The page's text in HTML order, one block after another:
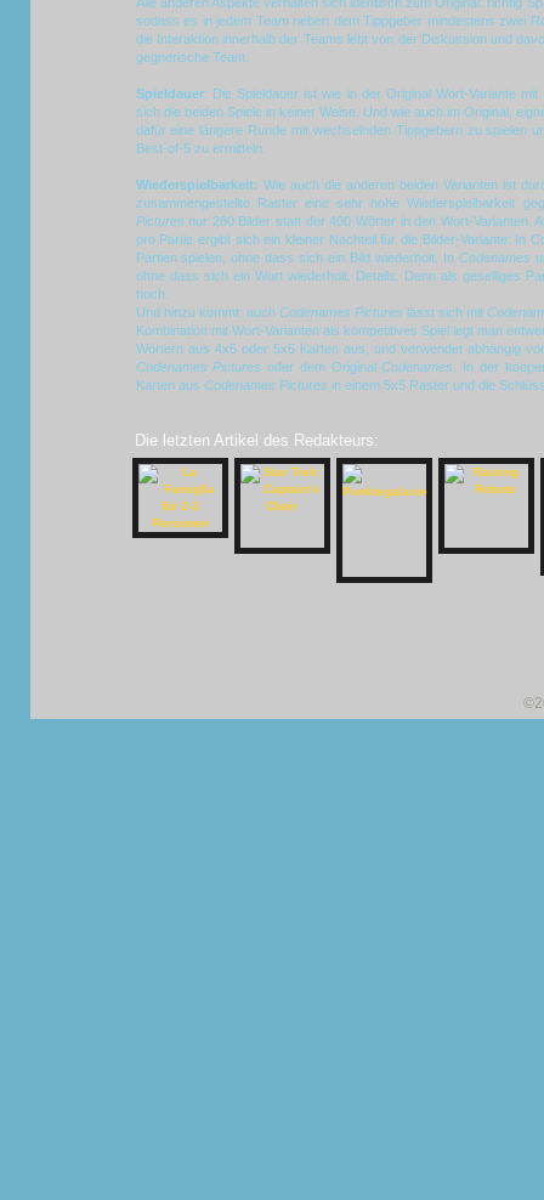
sodass es in jedem Team neben dem Tippgeber mindestens zwei
die Interaktion innerhalb der Teams lebt von der Diskussion und
gegnerische Team.
Spieldauer: Die Spieldauer ist wie in der Original Wort-Variante
sich die beiden Spiele in keiner Weise. Und wie auch im Original,
dafür eine längere Runde mit wechselnden Tippgebern zu spielen
Best-of-5 zu ermitteln.
Wiederspielbarkeit: Wie auch die anderen beiden Varianten ist
zusammengestellte Raster eine sehr hohe Wiederspielbarkeit
Pictures nur 280 Bilder statt der 400 Wörter in den Wort-Varianten.
pro Partie ergibt sich ein kleiner Nachteil für die Bilder-Variante: In
Partien spielen, ohne dass sich ein Bild wiederholt. In Codenames
ohne dass sich ein Wort wiederholt. Details. Denn als geselliges
hoch.
Und hinzu kommt: auch Codenames Pictures lässt sich mit
Kombination mit Wort-Varianten als kompetitives Spiel legt man
Wörtern aus 4x5 oder 5x5 Karten aus, und verwendet abhängig
Codenames Pictures oder dem OriginalCodenames
. In der
Karten aus Codenames Pictures in einem 5x5 Raster und die
Die letzten Artikel des Redakteurs: